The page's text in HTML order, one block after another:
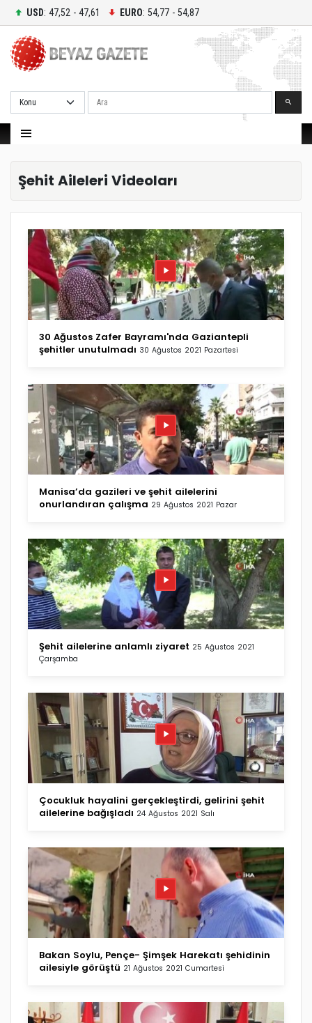
USD: 47,52 - 47,61 EURO: 54,77 - 54,87
Ara
Şehit Aileleri Videoları
30 Ağustos Zafer Bayramı'nda Gaziantepli
şehitler unutulmadı 30 Ağustos 2021 Pazartesi
Manisa’da gazileri ve şehit ailelerini
onurlandıran çalışma 29 Ağustos 2021 Pazar
Şehit ailelerine anlamlı ziyaret 25 Ağustos 2021
Çarşamba
Çocukluk hayalini gerçekleştirdi, gelirini şehit
ailelerine bağışladı 24 Ağustos 2021 Salı
Bakan Soylu, Pençe- Şimşek Harekatı şehidinin
ailesiyle görüştü 21 Ağustos 2021 Cumartesi